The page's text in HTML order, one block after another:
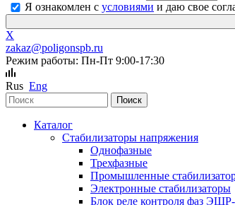
Я ознакомлен с условиями и даю свое
X
zakaz@poligonspb.ru
Режим работы: Пн-Пт 9:00-17:30
Rus Eng
Каталог
Стабилизаторы напряжения
Однофазные
Трехфазные
Промышленные
Электронные стабилизаторы
Блок реле контроля фаз